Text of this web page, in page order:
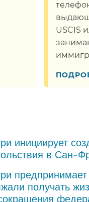
USCIS
инициирует
в Сан-
получать